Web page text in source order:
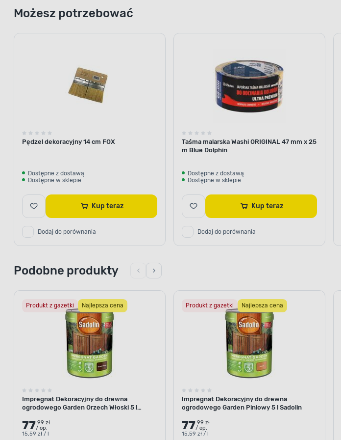
Najlepsza ochrona
Możesz potrzebować
Pędzel dekoracyjny 14 cm FOX
Dostępne z dostawą
Dostępne w sklepie
Kup teraz
Dodaj do porównania
Taśma malarska Washi ORIGINAL 47 mm x 25
m Blue Dolphin
Dostępne z dostawą
Dostępne w sklepie
Kup teraz
Dodaj do porównania
Podobne produkty
Produkt z gazetki Najlepsza cena
Impregnat Dekoracyjny do drewna
ogrodowego Garden Orzech Włoski 5 l
77.99 zł
/ op.
15,59 zł / l
Produkt z gazetki Najlepsza cena
Impregnat Dekoracyjny do drewna
ogrodowego Garden Piniowy 5 l Sadolin
77.99 zł
/ op.
15,59 zł / l